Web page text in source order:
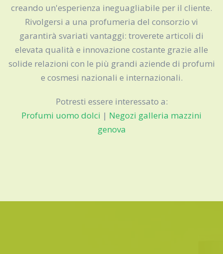
creando un'esperienza ineguagliabile per il cliente.
Rivolgersi a una profumeria del consorzio vi
garantirà svariati vantaggi: troverete articoli di
elevata qualità e innovazione costante grazie alle
solide relazioni con le più grandi aziende di profumi
e cosmesi nazionali e internazionali.
Potresti essere interessato a:
Profumi uomo dolci | Negozi galleria mazzini
genova